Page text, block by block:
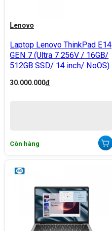
Lenovo
Laptop Lenovo ThinkPad E14
GEN 7 (Ultra 7 256V / 16GB/
512GB SSD/ 14 inch/ NoOS)
30.000.000đ
Còn hàng